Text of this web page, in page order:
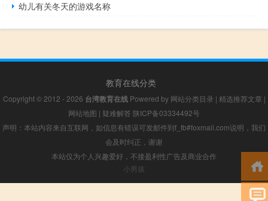
幼儿有关冬天的游戏名称
教育在线分类
Copyright © 2012 - 2026 台湾教育在线Powered by 网站分类目录 | 精选推荐文章 |
网站地图 | 疑难解答 陕ICP备03334492号
声明：本站内容来自互联网，如信息有错误可发邮件到f_fb#foxmail.com说明，我们
会及时纠正，谢谢
本站仅为个人兴趣爱好，不接盈利性广告及商业合作
小男孩